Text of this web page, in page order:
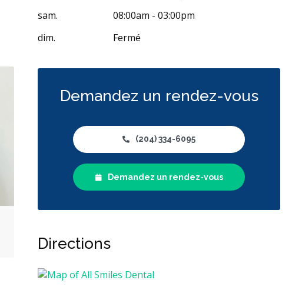
sam.
08:00am - 03:00pm
dim.
Fermé
Demandez un rendez-vous
(204) 334-6095
Demandez un rendez-vous
Directions